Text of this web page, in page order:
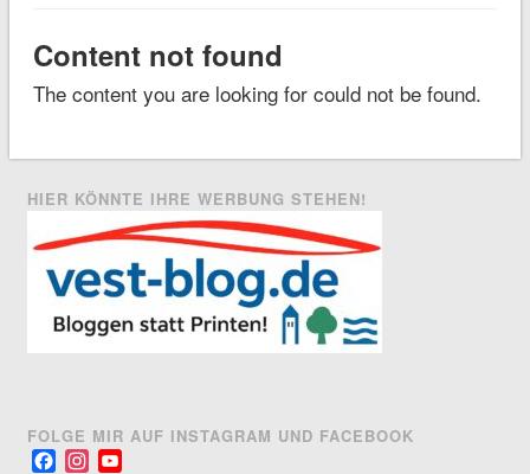
Content not found
The content you are looking for could not be found.
HIER KÖNNTE IHRE WERBUNG STEHEN!
FOLGE MIR AUF INSTAGRAM UND FACEBOOK
FacebookInstagram